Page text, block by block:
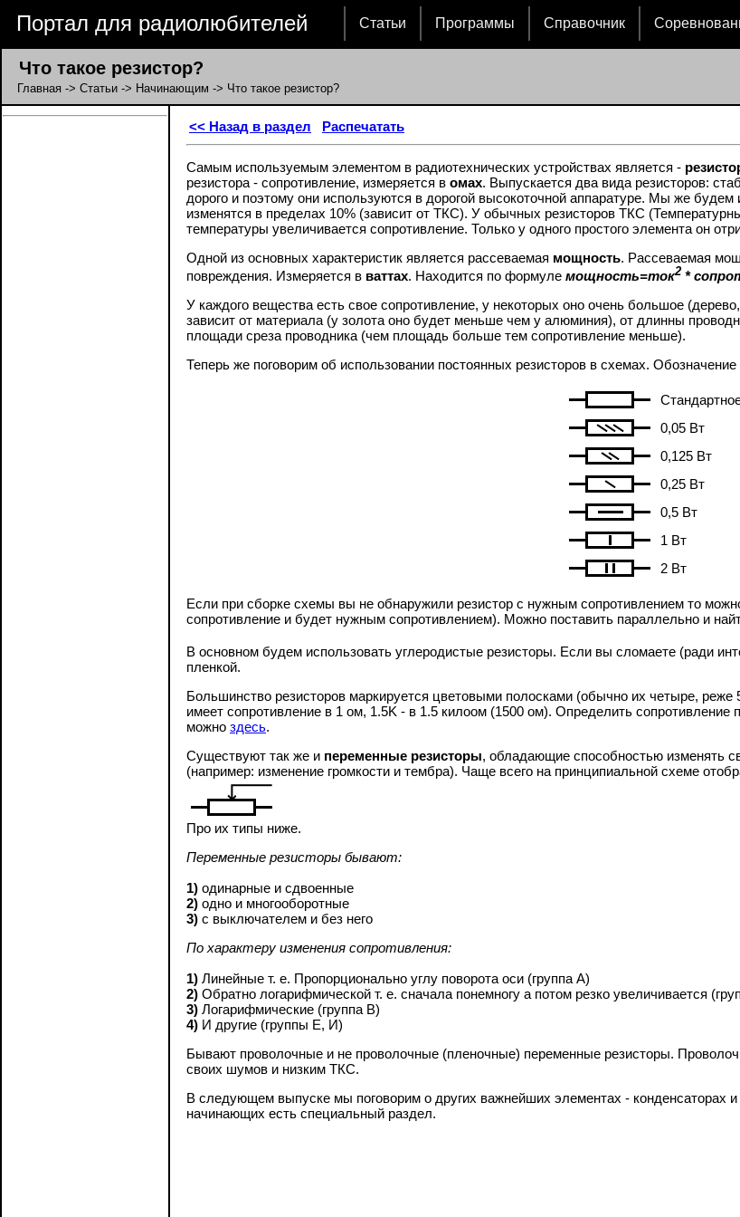
Портал для радиолюбителей Статьи Программы Справочник
Что такое резистор?
Главная -> Статьи -> Начинающим -> Что такое резистор?
<< Назад в раздел Распечатать
Самым используемым элементом в радиотехнических устройствах является -
резистора - сопротивление, измеряется в омах. Выпускается два вида резисторов:
дорого и поэтому они используются в дорогой высокоточной аппаратуре. Мы же
изменятся в пределах 10% (зависит от ТКС). У обычных резисторов ТКС
температуры увеличивается сопротивление. Только у одного простого элемента он
Одной из основных характеристик является рассеваемая мощность. Рассеваемая
повреждения. Измеряется в ваттах. Находится по формуле мощность=ток2 *
У каждого вещества есть свое сопротивление, у некоторых оно очень большое
зависит от материала (у золота оно будет меньше чем у алюминия), от длинны
площади среза проводника (чем площадь больше тем сопротивление меньше).
Теперь же поговорим об использовании постоянных резисторов в схемах.
0,05 Вт
0,125 Вт
0,25 Вт
0,5 Вт
1 Вт
2 Вт
Если при сборке схемы вы не обнаружили резистор с нужным сопротивлением то
сопротивление и будет нужным сопротивлением). Можно поставить параллельно и
В основном будем использовать углеродистые резисторы. Если вы сломаете (ради
пленкой.
Большинство резисторов маркируется цветовыми полосками (обычно их четыре,
имеет сопротивление в 1 ом, 1.5K - в 1.5 килоом (1500 ом). Определить
можно здесь.
Существуют так же и переменные резисторы, обладающие способностью изменять
(например: изменение громкости и тембра). Чаще всего на принципиальной схеме
Про их типы ниже.
Переменные резисторы бывают:
1) одинарные и сдвоенные
2) одно и многооборотные
3) с выключателем и без него
По характеру изменения сопротивления:
1) Линейные т. е. Пропорционально углу поворота оси (группа А)
2) Обратно логарифмической т. е. сначала понемногу а потом резко увеличивается
3) Логарифмические (группа В)
4) И другие (группы Е, И)
Бывают проволочные и не проволочные (пленочные) переменные резисторы.
своих шумов и низким ТКС.
В следующем выпуске мы поговорим о других важнейших элементах - конденсаторах
начинающих есть специальный раздел.